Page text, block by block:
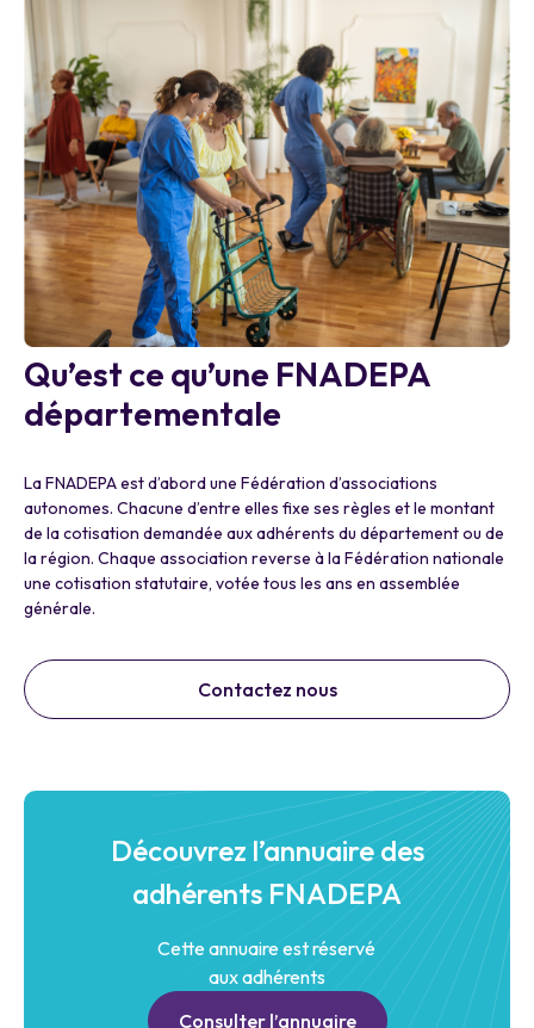
Qu’est ce qu’une FNADEPA
départementale
La FNADEPA est d’abord une Fédération d’associations
autonomes. Chacune d’entre elles fixe ses règles et le montant
de la cotisation demandée aux adhérents du département ou de
la région. Chaque association reverse à la Fédération nationale
une cotisation statutaire, votée tous les ans en assemblée
générale.
Contactez nous
Découvrez l’annuaire des
adhérents FNADEPA
Cette annuaire est réservé
aux adhérents
Consulter l’annuaire